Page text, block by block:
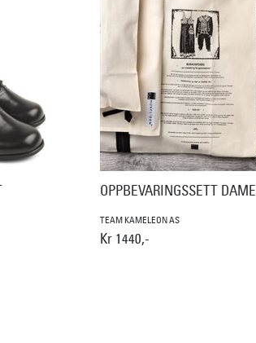
OPPBEVARINGSSETT DAME
TEAM KAMELEON AS
Kr 1440,-